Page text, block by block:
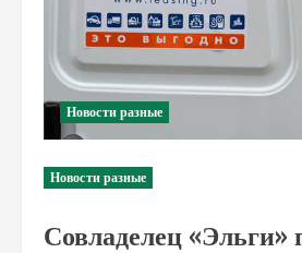
Новости разные
Новости разные
Совладелец «Эльги»